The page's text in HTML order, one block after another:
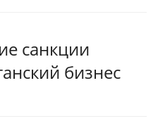
санкции
бизнес